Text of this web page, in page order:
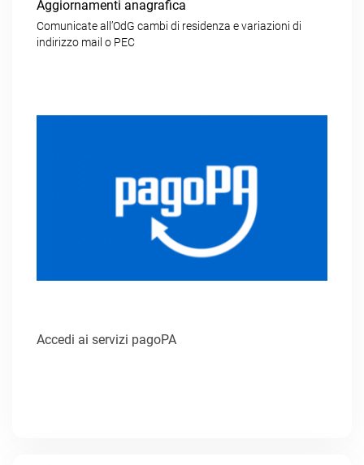
Aggiornamenti anagrafica
Comunicate all’OdG cambi di residenza e variazioni di
indirizzo mail o PEC
Accedi ai servizi pagoPA